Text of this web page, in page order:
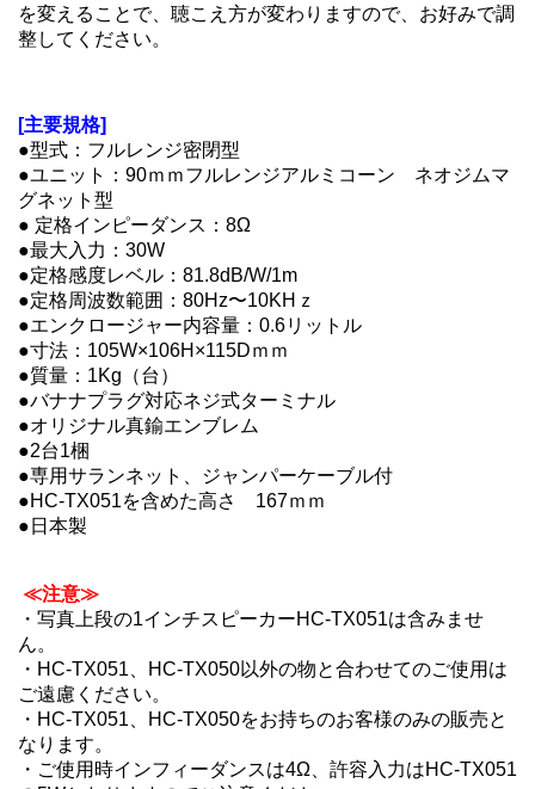
を変えることで、聴こえ方が変わりますので、お好みで調
整してください。
[主要規格]
●型式：フルレンジ密閉型
●ユニット：90ｍｍフルレンジアルミコーン ネオジムマ
グネット型
● 定格インピーダンス：8Ω
●最大入力：30W
●定格感度レベル：81.8dB/W/1m
●定格周波数範囲：80Hz〜10KHｚ
●エンクロージャー内容量：0.6リットル
●寸法：105W×106H×115Dｍｍ
●質量：1Kg（台）
●バナナプラグ対応ネジ式ターミナル
●オリジナル真鍮エンブレム
●2台1梱
●専用サランネット、ジャンパーケーブル付
●HC-TX051を含めた高さ 167ｍｍ
●日本製
≪注意≫
・写真上段の1インチスピーカーHC-TX051は含みませ
ん。
・HC-TX051、HC-TX050以外の物と合わせてのご使用は
ご遠慮ください。
・HC-TX051、HC-TX050をお持ちのお客様のみの販売と
なります。
・ご使用時インフィーダンスは4Ω、許容入力はHC-TX051